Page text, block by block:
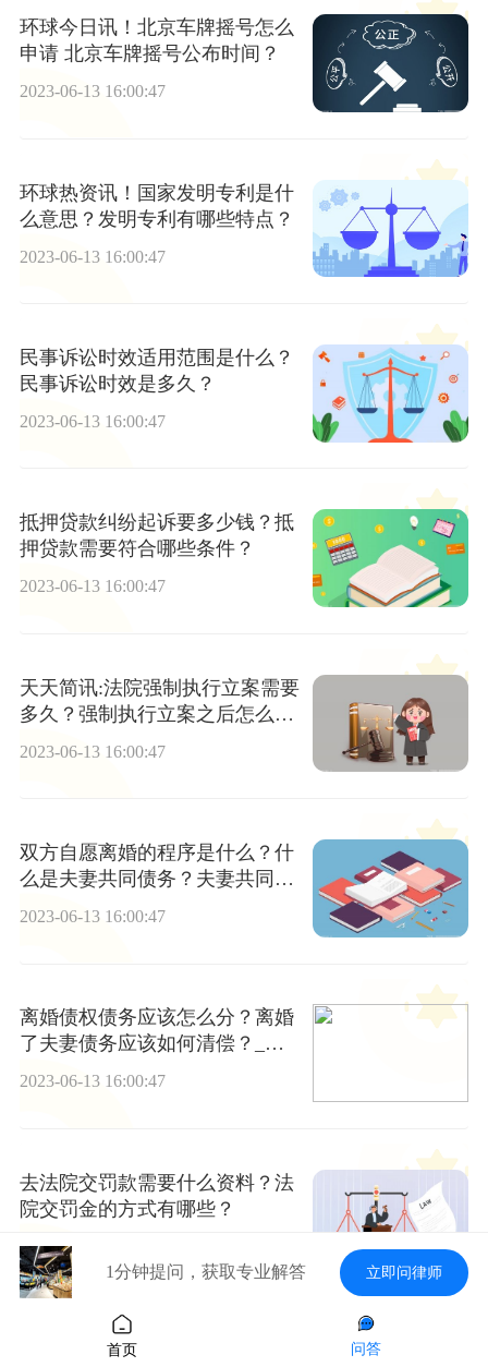
环球今日讯！北京车牌摇号怎么
申请 北京车牌摇号公布时间？
2023-06-13 16:00:47
环球热资讯！国家发明专利是什
么意思？发明专利有哪些特点？
2023-06-13 16:00:47
民事诉讼时效适用范围是什么？
民事诉讼时效是多久？
2023-06-13 16:00:47
抵押贷款纠纷起诉要多少钱？抵
押贷款需要符合哪些条件？
2023-06-13 16:00:47
天天简讯:法院强制执行立案需要
多久？强制执行立案之后怎么
2023-06-13 16:00:47
双方自愿离婚的程序是什么？什
么是夫妻共同债务？夫妻共同债
务如何分配？|当前快讯
2023-06-13 16:00:47
离婚债权债务应该怎么分？离婚
了夫妻债务应该如何清偿？_环
球热文
2023-06-13 16:00:47
去法院交罚款需要什么资料？法
院交罚金的方式有哪些？
2023-06-13 16:00:47
环球热资讯！什么是以非现金资
1分钟提问，获取专业解答 立即问律师
首页 问答